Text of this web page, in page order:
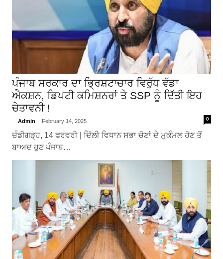
ਪੰਜਾਬ ਸਰਕਾਰ ਦਾ ਭ੍ਰਿਸ਼ਟਾਚਾਰ ਵਿਰੁੱਧ ਵੱਡਾ
ਐਕਸ਼ਨ, ਡਿਪਟੀ ਕਮਿਸ਼ਨਰਾਂ ਤੇ SSP ਨੂੰ ਦਿੱਤੀ ਇਹ
ਚੇਤਾਵਨੀ !
Admin February 14, 2025 0
ਚੰਡੀਗੜ੍ਹ, 14 ਫਰਵਰੀ | ਦਿੱਲੀ ਵਿਧਾਨ ਸਭਾ ਚੋਣਾਂ ਦੇ ਮੁਕੰਮਲ ਹੋਣ ਤੋਂ
ਬਾਅਦ ਹੁਣ ਪੰਜਾਬ…